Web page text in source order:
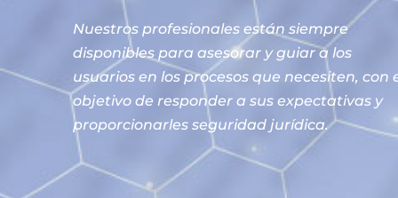
Nuestros profesionales están siempre
disponibles para asesorar y guiar a los
usuarios en los procesos que necesiten, con
objetivo de responder a sus expectativas y
proporcionarles seguridad jurídica.